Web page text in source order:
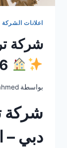
اعلانات الشركة
شركة
بواسطة
شركة
دبي –